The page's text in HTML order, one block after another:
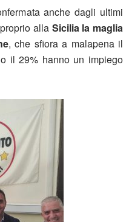
anche dagli ultimi
alla Sicilia la maglia
, che sfiora a malapena il
il 29% hanno un impiego